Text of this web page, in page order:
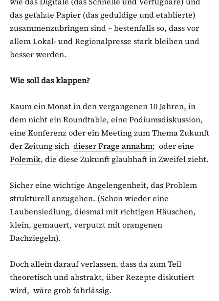
das gefalzte Papier (das geduldige und etablierte)
zusammenzubringen sind – bestenfalls so, dass vor
allem Lokal- und Regionalpresse stark bleiben und
besser werden.
Wie soll das klappen?
Kaum ein Monat in den vergangenen 10 Jahren, in
dem nicht ein Roundtable, eine Podiumsdiskussion,
eine Konferenz oder ein Meeting zum Thema Zukunft
der Zeitung sich dieser Frage annahm; oder eine
Polemik, die diese Zukunft glaubhaft in Zweifel zieht.
Sicher eine wichtige Angelengenheit, das Problem
strukturell anzugehen. (Schon wieder eine
Laubensiedlung, diesmal mit richtigen Häuschen,
klein, gemauert, verputzt mit orangenen
Dachziegeln).
Doch allein darauf verlassen, dass da zum Teil
theoretisch und abstrakt, über Rezepte diskutiert
wird, wäre grob fahrlässig.